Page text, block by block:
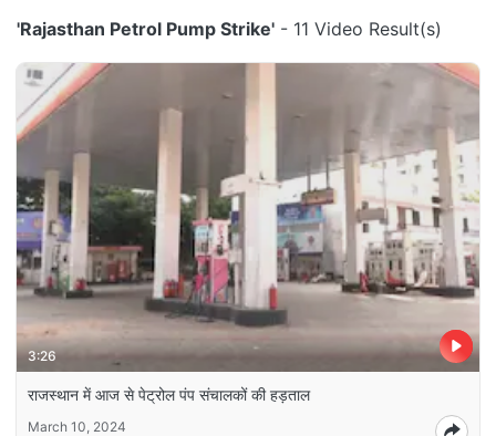
'Rajasthan Petrol Pump Strike' - 11 Video Result(s)
3:26
राजस्थान में आज से पेट्रोल पंप संचालकों की हड़ताल
March 10, 2024